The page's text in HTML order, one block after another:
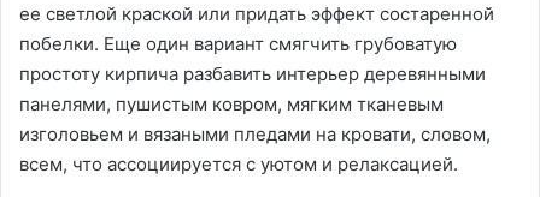
ее светлой краской или придать эффект состаренной
побелки. Еще один вариант смягчить грубоватую
простоту кирпича разбавить интерьер деревянными
панелями, пушистым ковром, мягким тканевым
изголовьем и вязаными пледами на кровати, словом,
всем, что ассоциируется с уютом и релаксацией.